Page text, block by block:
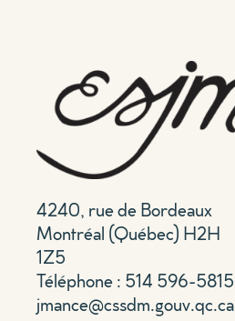
4240, rue de Bordeaux
Montréal (Québec) H2H
1Z5
Téléphone : 514 596-5815
jmance@cssdm.gouv.qc.ca